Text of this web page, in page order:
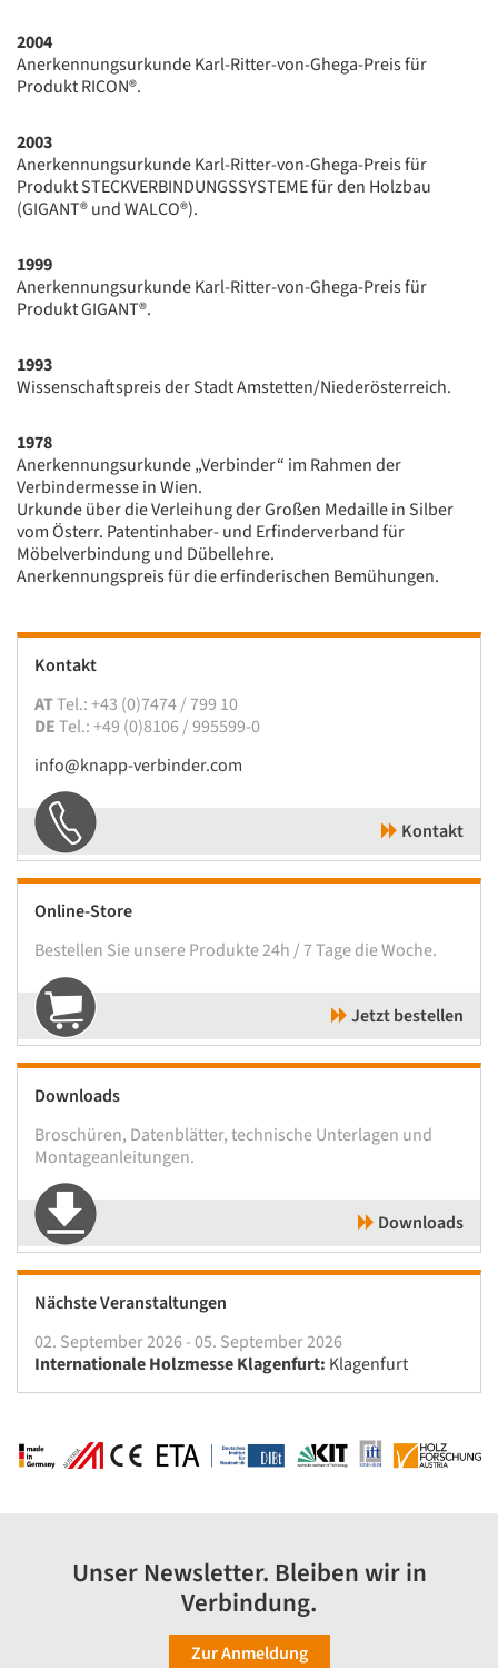
2004
Anerkennungsurkunde Karl-Ritter-von-Ghega-Preis für
Produkt RICON®.
2003
Anerkennungsurkunde Karl-Ritter-von-Ghega-Preis für
Produkt STECKVERBINDUNGSSYSTEME für den Holzbau
(GIGANT® und WALCO®).
1999
Anerkennungsurkunde Karl-Ritter-von-Ghega-Preis für
Produkt GIGANT®.
1993
Wissenschaftspreis der Stadt Amstetten/Niederösterreich.
1978
Anerkennungsurkunde „Verbinder“ im Rahmen der
Verbindermesse in Wien.
Urkunde über die Verleihung der Großen Medaille in Silber
vom Österr. Patentinhaber- und Erfinderverband für
Möbelverbindung und Dübellehre.
Anerkennungspreis für die erfinderischen Bemühungen.
Kontakt
ATTel.: +43 (0)7474 / 799 10
DETel.: +49 (0)8106 / 995599-0
info@knapp-verbinder.com
Kontakt
Online-Store
Bestellen Sie unsere Produkte 24h / 7 Tage die Woche.
Jetzt bestellen
Downloads
Broschüren, Datenblätter, technische Unterlagen und
Montageanleitungen.
Downloads
Nächste Veranstaltungen
02. September 2026 - 05. September 2026
Internationale Holzmesse Klagenfurt: Klagenfurt
Unser Newsletter. Bleiben wir in
Verbindung.
Zur Anmeldung